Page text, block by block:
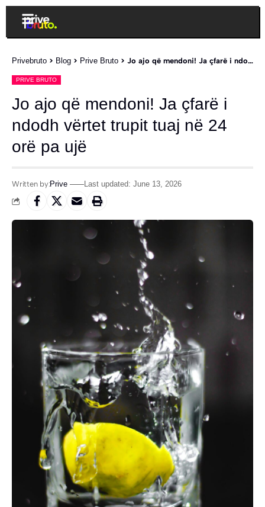
Privebruto > Blog > Prive Bruto > Jo ajo që mendoni! Ja çfarë i ndodh vërtet trupit tuaj në 24 orë pa ujë
PRIVE BRUTO
Jo ajo që mendoni! Ja çfarë i
ndodh vërtet trupit tuaj në 24
orë pa ujë
Written by:Prive Last updated: June 13, 2026